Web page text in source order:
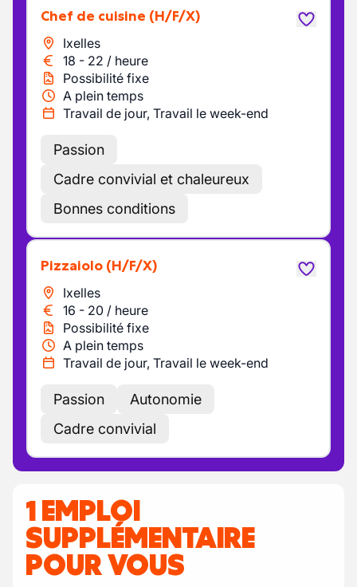
Chef de cuisine (H/F/X)
Ixelles
18 - 22 / heure
Possibilité fixe
A plein temps
Travail de jour, Travail le week-end
Passion
Cadre convivial et chaleureux
Bonnes conditions
Pizzaiolo (H/F/X)
Ixelles
16 - 20 / heure
Possibilité fixe
A plein temps
Travail de jour, Travail le week-end
Passion
Autonomie
Cadre convivial
1 EMPLOI
SUPPLÉMENTAIRE
POUR VOUS